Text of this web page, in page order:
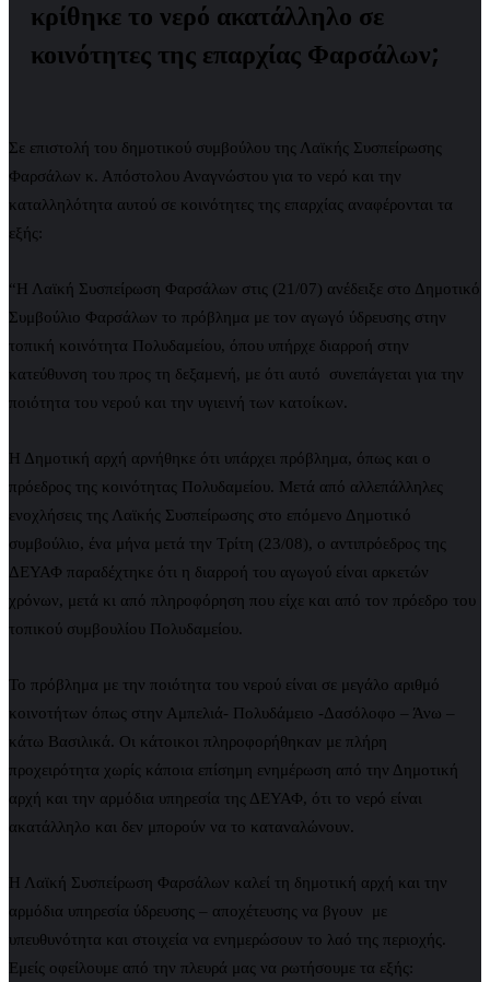
κρίθηκε το νερό ακατάλληλο σε
κοινότητες της επαρχίας Φαρσάλων;
Σε επιστολή του δημοτικού συμβούλου της Λαϊκής Συσπείρωσης
Φαρσάλων κ. Απόστολου Αναγνώστου για το νερό και την
καταλληλότητα αυτού σε κοινότητες της επαρχίας αναφέρονται τα
εξής:
“Η Λαϊκή Συσπείρωση Φαρσάλων στις (21/07) ανέδειξε στο Δημοτικό
Συμβούλιο Φαρσάλων το πρόβλημα με τον αγωγό ύδρευσης στην
τοπική κοινότητα Πολυδαμείου, όπου υπήρχε διαρροή στην
κατεύθυνση του προς τη δεξαμενή, με ότι αυτό συνεπάγεται για την
ποιότητα του νερού και την υγιεινή των κατοίκων.
Η Δημοτική αρχή αρνήθηκε ότι υπάρχει πρόβλημα, όπως και ο
πρόεδρος της κοινότητας Πολυδαμείου. Μετά από αλλεπάλληλες
ενοχλήσεις της Λαϊκής Συσπείρωσης στο επόμενο Δημοτικό
συμβούλιο, ένα μήνα μετά την Τρίτη (23/08), ο αντιπρόεδρος της
ΔΕΥΑΦ παραδέχτηκε ότι η διαρροή του αγωγού είναι αρκετών
χρόνων, μετά κι από πληροφόρηση που είχε και από τον πρόεδρο του
τοπικού συμβουλίου Πολυδαμείου.
Το πρόβλημα με την ποιότητα του νερού είναι σε μεγάλο αριθμό
κοινοτήτων όπως στην Αμπελιά- Πολυδάμειο -Δασόλοφο – Άνω –
κάτω Βασιλικά. Οι κάτοικοι πληροφορήθηκαν με πλήρη
προχειρότητα χωρίς κάποια επίσημη ενημέρωση από την Δημοτική
αρχή και την αρμόδια υπηρεσία της ΔΕΥΑΦ, ότι το νερό είναι
ακατάλληλο και δεν μπορούν να το καταναλώνουν.
Η Λαϊκή Συσπείρωση Φαρσάλων καλεί τη δημοτική αρχή και την
αρμόδια υπηρεσία ύδρευσης – αποχέτευσης να βγουν με
υπευθυνότητα και στοιχεία να ενημερώσουν το λαό της περιοχής.
Εμείς οφείλουμε από την πλευρά μας να ρωτήσουμε τα εξής: